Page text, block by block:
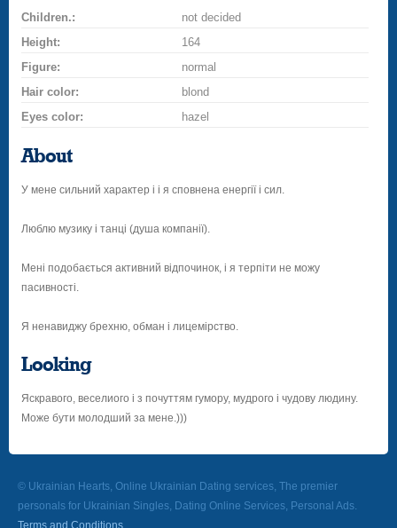
Children.:
not decided
Height:
164
Figure:
normal
Hair color:
blond
Eyes color:
hazel
About
У мене сильний характер і і я сповнена енергії і сил.
Люблю музику і танці (душа компанії).
Мені подобається активний відпочинок, і я терпіти не можу
пасивності.
Я ненавиджу брехню, обман і лицемірство.
Looking
Яскравого, веселиого і з почуттям гумору, мудрого і чудову людину.
Може бути молодший за мене.)))
© Ukrainian Hearts, Online Ukrainian Dating services, The premier
personals for Ukrainian Singles, Dating Online Services, Personal Ads.
Terms and Conditions